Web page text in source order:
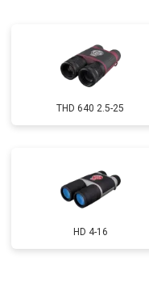
Замена USB порта
Замена процессора
Замена шлейфа гарнитуры
Ремонт платы управления
(восстановление)
Восстановление после
THD 640 2.5-25
HD 4-16